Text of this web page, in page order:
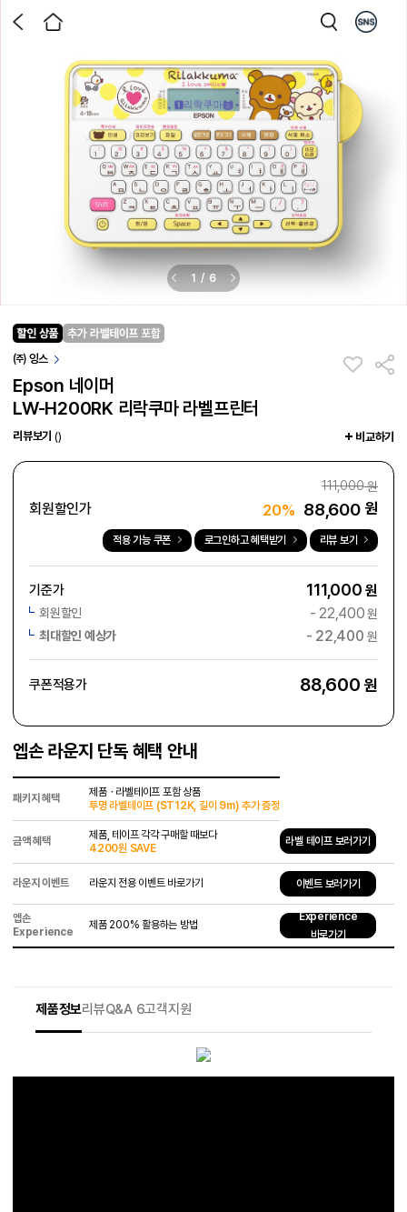
1 / 6
㈜ 잉스
Epson 네이머
LW-H200RK 리락쿠마 라벨프린터
리뷰보기 () 비교하기
111,000원
회원할인가 20% 88,600 원
적용 가능 쿠폰 로그인하고 혜택받기 리뷰 보기
기준가 111,000원
회원할인 - 22,400원
최대할인 예상가
- 22,400 원
쿠폰적용가 88,600원
엡손 라운지 단독 혜택 안내
패키지 혜택
제품ㆍ라벨테이프 포함 상품
투명 라벨테이프 (ST12K, 길이 9m) 추가 증정
금액 혜택
제품, 테이프 각각 구매할 때보다
4200원 SAVE
라벨 테이프 보러가기
라운지 이벤트 라운지 전용 이벤트 바로가기 이벤트 보러가기
엡손
Experience
제품 200% 활용하는 방법
Experience
바로가기
제품정보리뷰Q&A 6고객지원